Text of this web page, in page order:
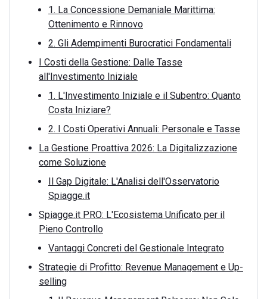
1. La Concessione Demaniale Marittima:
Ottenimento e Rinnovo
2. Gli Adempimenti Burocratici Fondamentali
I Costi della Gestione: Dalle Tasse
all'Investimento Iniziale
1. L'Investimento Iniziale e il Subentro: Quanto
Costa Iniziare?
2. I Costi Operativi Annuali: Personale e Tasse
La Gestione Proattiva 2026: La Digitalizzazione
come Soluzione
Il Gap Digitale: L'Analisi dell'Osservatorio
Spiagge.it
Spiagge.it PRO: L'Ecosistema Unificato per il
Pieno Controllo
Vantaggi Concreti del Gestionale Integrato
Strategie di Profitto: Revenue Management e Up-
selling